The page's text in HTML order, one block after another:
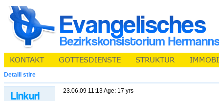
Detalii stire
23.06.09 11:13 Age: 17 yrs